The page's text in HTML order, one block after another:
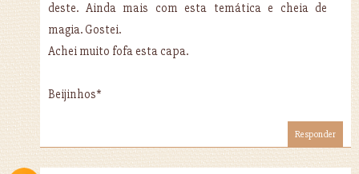
deste. Ainda mais com esta temática e cheia de
magia. Gostei.
Achei muito fofa esta capa.
Beijinhos*
Responder